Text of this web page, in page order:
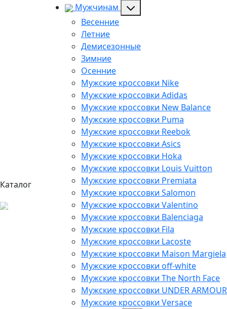
Каталог
Мужчинам
Весенние
Летние
Демисезонные
Зимние
Осенние
Мужские кроссовки Nike
Мужские кроссовки Adidas
Мужские кроссовки New Balance
Мужские кроссовки Puma
Мужские кроссовки Reebok
Мужские кроссовки Asics
Мужские кроссовки Hoka
Мужские кроссовки Louis Vuitton
Мужские кроссовки Premiata
Мужские кроссовки Salomon
Мужские кроссовки Valentino
Мужские кроссовки Balenciaga
Мужские кроссовки Fila
Мужские кроссовки Lacoste
Мужские кроссовки Maison Margiela
Мужские кроссовки off-white
Мужские кроссовки The North Face
Мужские кроссовки UNDER ARMOUR
Мужские кроссовки Versace